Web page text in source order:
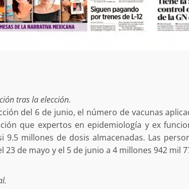
tras la elección.
del 6 de junio, el número de vacunas
que expertos en epidemiología y ex
9.5 millones de dosis almacenadas. Las
23 de mayo y el 5 de junio a 4 millones 942 mil